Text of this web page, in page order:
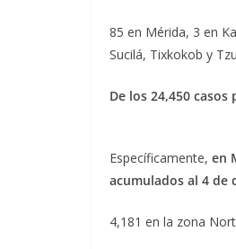
85 en Mérida, 3 en
Sucilá, Tixkokob y
De los 24,450
Específicamente, en
acumulados al 4 de
4,181 en la zona